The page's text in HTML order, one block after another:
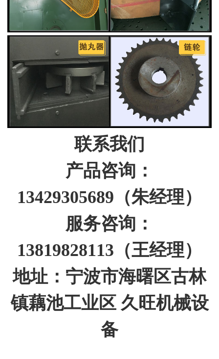
联系我们
产品咨询：
13429305689（朱经理）
服务咨询：
13819828113（王经理）
地址：宁波市海曙区古林
镇藕池工业区 久旺机械设
备